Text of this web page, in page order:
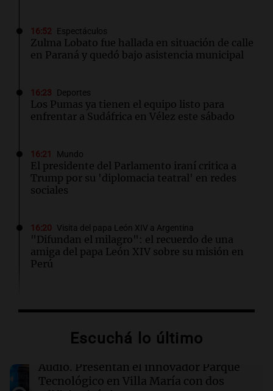
16:52 Espectáculos
Zulma Lobato fue hallada en situación de calle
en Paraná y quedó bajo asistencia municipal
16:23 Deportes
Los Pumas ya tienen el equipo listo para
enfrentar a Sudáfrica en Vélez este sábado
16:21 Mundo
El presidente del Parlamento iraní critica a
Trump por su 'diplomacia teatral' en redes
sociales
16:20 Visita del papa León XIV a Argentina
"Difundan el milagro": el recuerdo de una
amiga del papa León XIV sobre su misión en
Perú
Boca confirmó cuándo llegará al país el
16:06 Mundo
Crisis sanitaria en Cisjordania: las políticas
israelíes afectan gravemente el acceso a la
Escuchá lo último
Audio. Presentan el innovador Parque
Tecnológico en Villa María con dos